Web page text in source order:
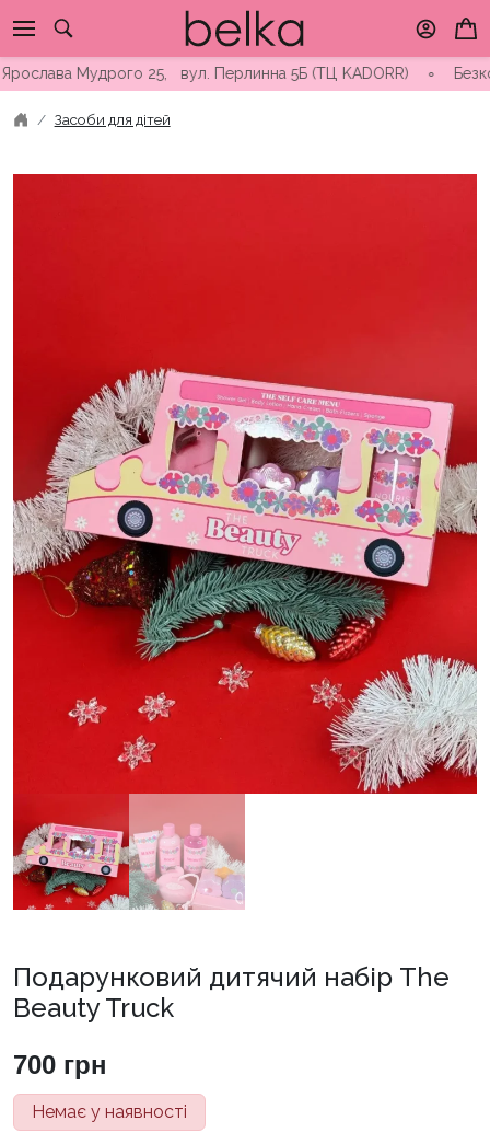
to
contentМудрого 25, вул. Перлинна 5Б (ТЦ KADORR) ∘ Безкоштовна
Засоби для дітей
Подарунковий дитячий набір The
Beauty Truck
700 грн
Немає у наявності